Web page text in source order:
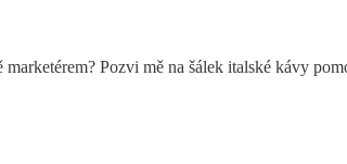
Pozvi mě na šálek italské kávy